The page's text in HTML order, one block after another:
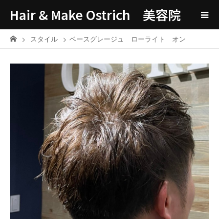
Hair & Make Ostrich 美容院
スタイル ベースグレージュ ローライト オン